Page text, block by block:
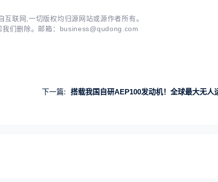
联网,一切版权均归源网站或源作者所有。
们删除。邮箱： business@qudong.com
下一篇: 搭载我国自研AEP100发动机！全球最大无人运输机W5000总装下